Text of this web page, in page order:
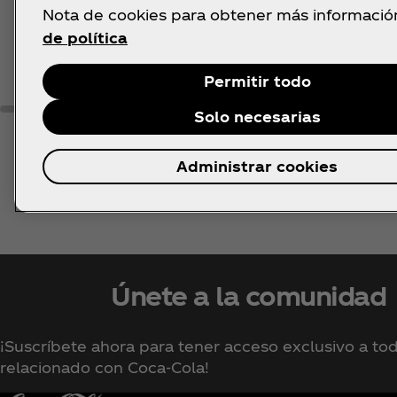
across the interwebs.
Únete a la comunidad
¡Suscríbete ahora para tener acceso exclusivo a
relacionado con Coca‑Cola!
Nota de cookies para obtener más
de política
Permitir todo
Solo necesarias
Administrar cookies